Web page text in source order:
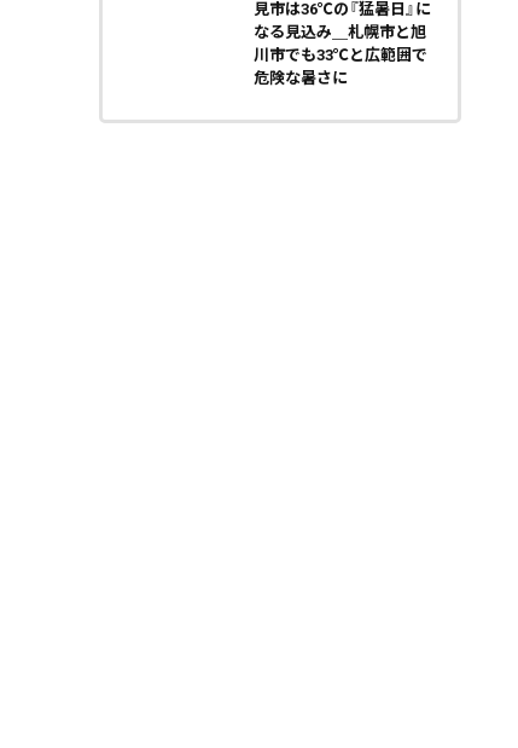
見市は36℃の『猛暑日』に
なる見込み＿札幌市と旭
川市でも33℃と広範囲で
危険な暑さに